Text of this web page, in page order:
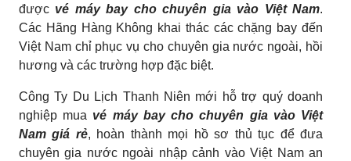
được vé máy bay cho chuyên gia vào Việt Nam.
Các Hãng Hàng Không khai thác các chặng bay đến
Việt Nam chỉ phục vụ cho chuyên gia nước ngoài, hồi
hương và các trường hợp đặc biệt.
Công Ty Du Lịch Thanh Niên mới hỗ trợ quý doanh
nghiệp mua vé máy bay cho chuyên gia vào Việt
Nam giá rẻ, hoàn thành mọi hồ sơ thủ tục để đưa
chuyên gia nước ngoài nhập cảnh vào Việt Nam an